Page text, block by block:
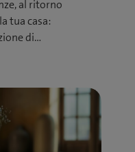
al ritorno
tua casa:
di…